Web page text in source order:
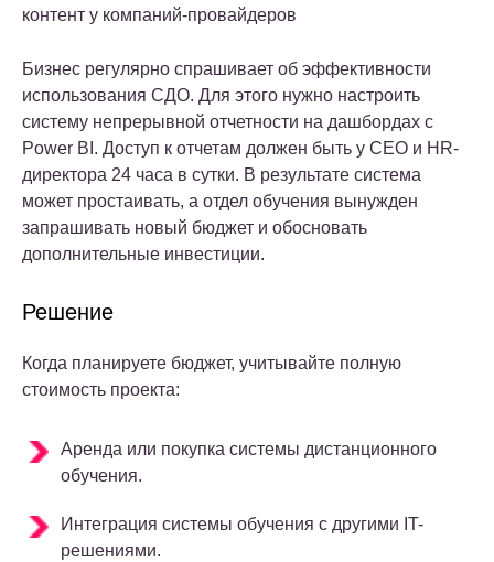
контент у компаний-провайдеров
Бизнес регулярно спрашивает об эффективности
использования СДО. Для этого нужно настроить
систему непрерывной отчетности на дашбордах с
Power BI. Доступ к отчетам должен быть у СЕО и HR-
директора 24 часа в сутки. В результате система
может простаивать, а отдел обучения вынужден
запрашивать новый бюджет и обосновать
дополнительные инвестиции.
Решение
Когда планируете бюджет, учитывайте полную
стоимость проекта:
Аренда или покупка системы дистанционного
обучения.
Интеграция системы обучения с другими IT-
решениями.